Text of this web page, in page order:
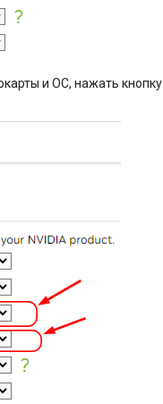
и ОС, нажать кнопку